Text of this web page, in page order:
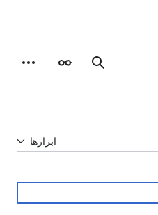
جستجوظاهر
ابزارهای
ابزارها